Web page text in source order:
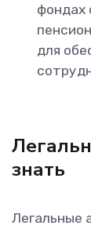
фондах
для
знать
Легальные